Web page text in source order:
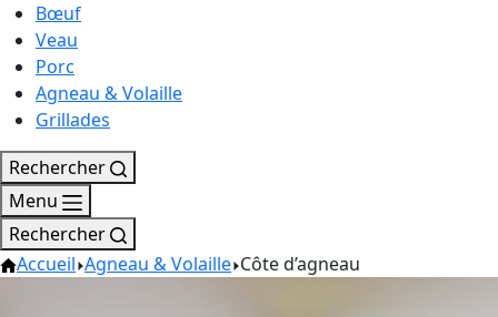
Bœuf
Veau
Porc
Agneau & Volaille
Grillades
Rechercher
Menu
Rechercher
Accueil Agneau & Volaille Côte d’agneau